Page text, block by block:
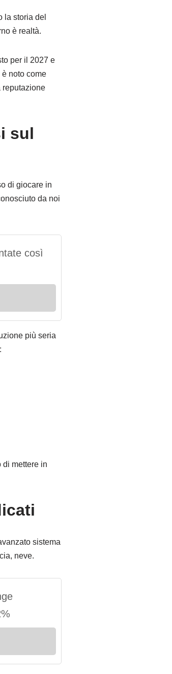
la storia del
è realtà.
per il 2027 e
noto come
reputazione
sul
di giocare in
da noi
così
più seria
di mettere in
sistema
neve.